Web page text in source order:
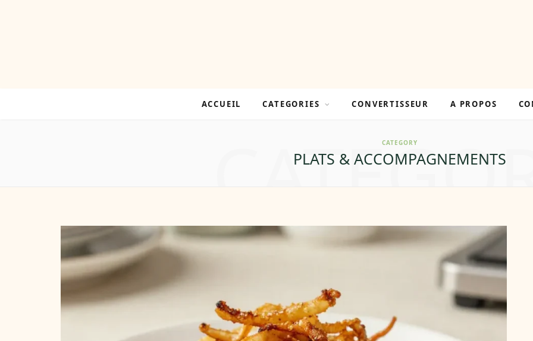
ACCUEIL CATEGORIES CONVERTISSEUR A PROPOS
CATEGORY
PLATS & ACCOMPAGNEMENTS